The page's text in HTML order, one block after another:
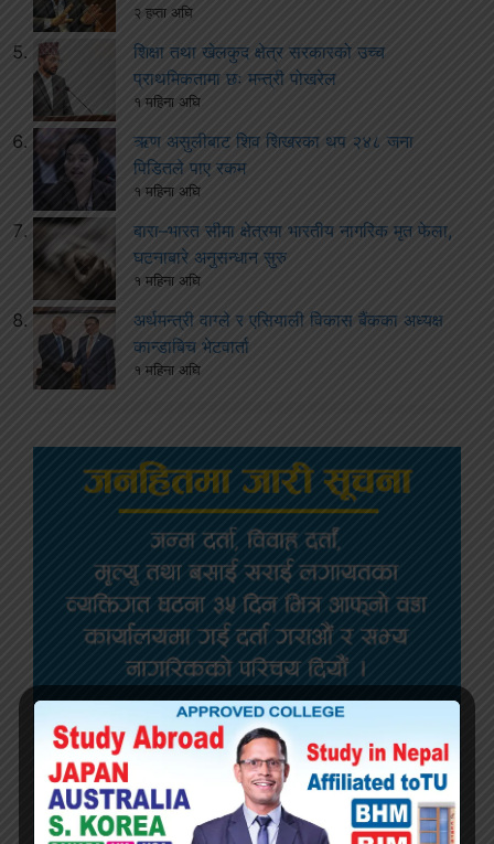
२ हप्ता अघि
शिक्षा तथा खेलकुद क्षेत्र सरकारको उच्च
प्राथमिकतामा छः मन्त्री पोखरेल
१ महिना अघि
ऋण असुलीबाट शिव शिखरका थप २४८ जना
पिडितले पाए रकम
१ महिना अघि
बारा–भारत सीमा क्षेत्रमा भारतीय नागरिक मृत फेला,
घटनाबारे अनुसन्धान सुरु
१ महिना अघि
अर्थमन्त्री वाग्ले र एसियाली विकास बैंकका अध्यक्ष
कान्डाबिच भेटवार्ता
१ महिना अघि